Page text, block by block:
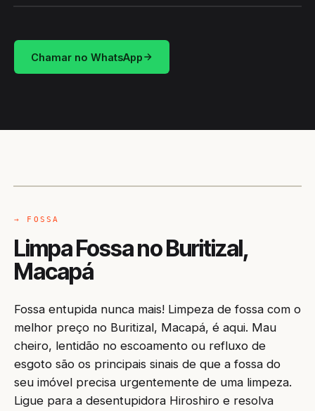
Chamar no WhatsApp
→ FOSSA
Limpa Fossa no Buritizal,
Macapá
Fossa entupida nunca mais! Limpeza de fossa com o
melhor preço no Buritizal, Macapá, é aqui. Mau
cheiro, lentidão no escoamento ou refluxo de
esgoto são os principais sinais de que a fossa do
seu imóvel precisa urgentemente de uma limpeza.
Ligue para a desentupidora Hiroshiro e resolva